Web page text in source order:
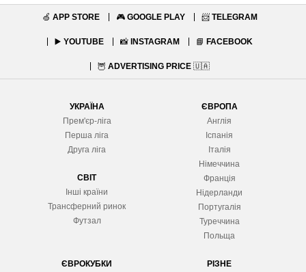
🍏 APP STORE 🎮 GOOGLE PLAY 📨 TELEGRAM
▶️ YOUTUBE 📸 INSTAGRAM 📘 FACEBOOK
🦉 ADVERTISING PRICE 🇺🇦
УКРАЇНА
Прем'єр-ліга
Перша ліга
Друга ліга
СВІТ
Інші країни
Трансферний ринок
Футзал
ЄВРОПА
Англія
Іспанія
Італія
Німеччина
Франція
Нідерланди
Португалія
Туреччина
Польща
ЄВРОКУБКИ
РІЗНЕ